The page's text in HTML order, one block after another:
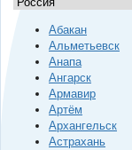
Абакан
Альметьевск
Анапа
Ангарск
Армавир
Артём
Архангельск
Астрахань